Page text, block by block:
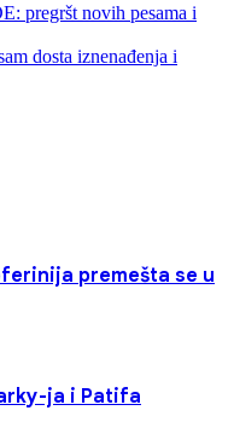
pregršt novih pesama i
dosta iznenađenja i
premešta se u
ja i Patifa